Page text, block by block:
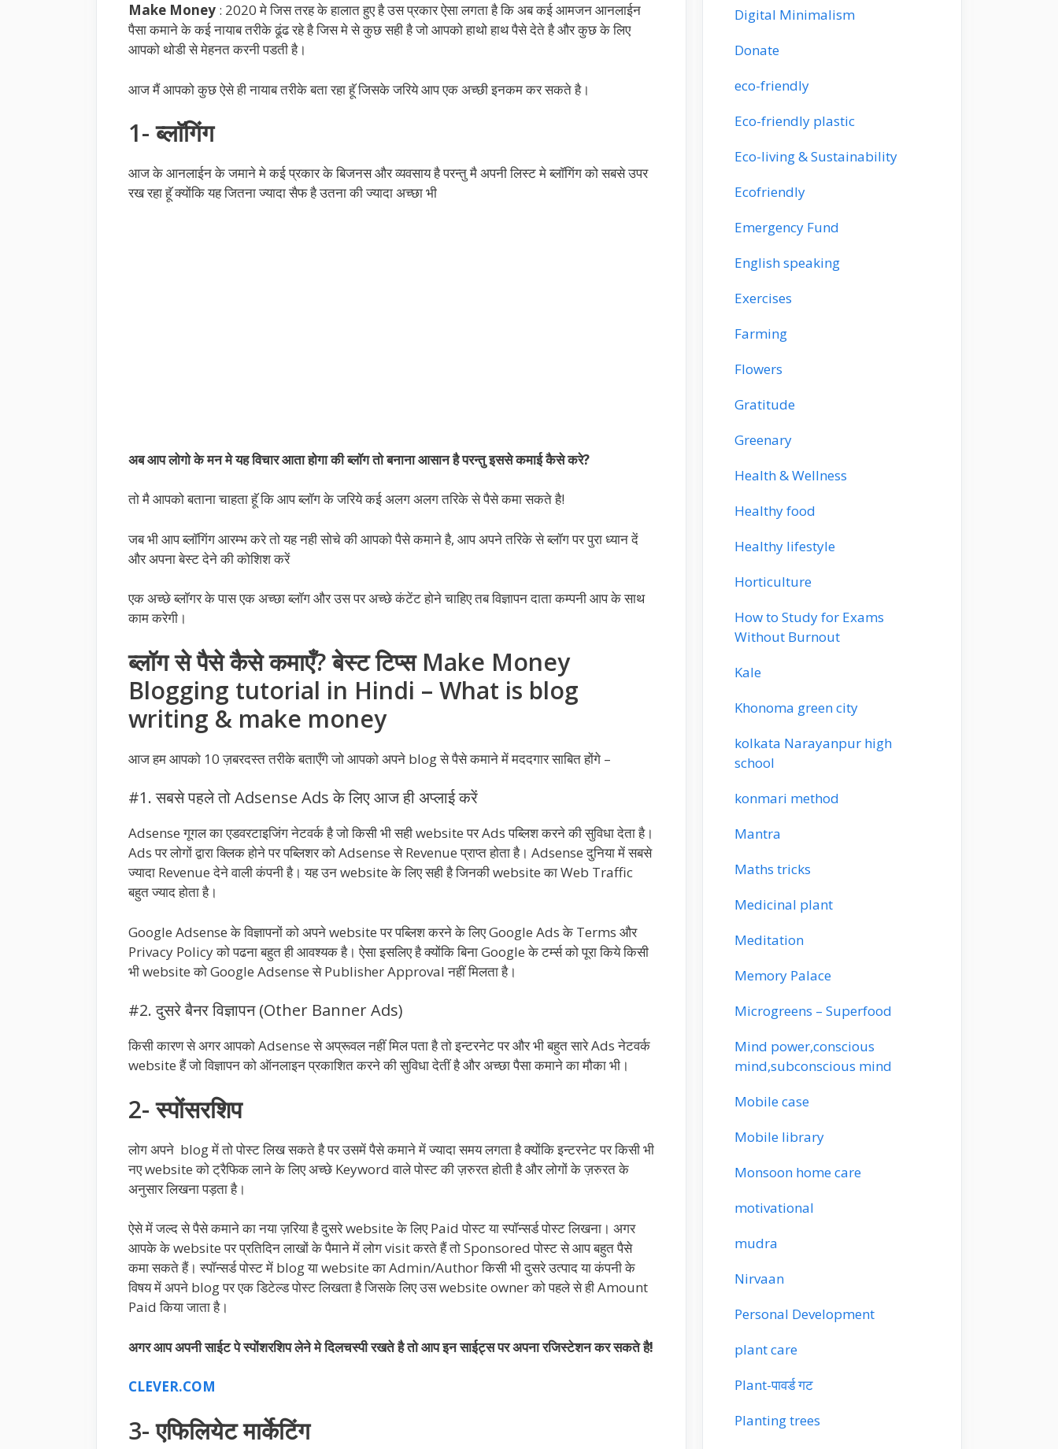
Make Money : 2020 मे जिस तरह के हालात हुए है उस प्रकार ऐसा लगता है कि अब कई आमजन आनलाईन
पैसा कमाने के कई नायाब तरीके ढूंढ रहे है जिस मे से कुछ सही है जो आपको हाथो हाथ पैसे देते है और कुछ के लिए
आपको थोडी से मेहनत करनी पडती है।
आज मैं आपको कुछ ऐसे ही नायाब तरीके बता रहा हूॅ जिसके जरिये आप एक अच्छी इनकम कर सकते है।
1- ब्लाॅगिंग
आज के आनलाईन के जमाने मे कई प्रकार के बिजनस और व्यवसाय है परन्तु मै अपनी लिस्ट मे ब्लाॅगिंग को सबसे उपर
रख रहा हूॅ क्योंकि यह जितना ज्यादा सैफ है उतना की ज्यादा अच्छा भी
अब आप लोगो के मन मे यह विचार आता होगा की ब्लाॅग तो बनाना आसान है परन्तु इससे कमाई कैसे करे?
तो मै आपको बताना चाहता हूॅ कि आप ब्लॉग के जरिये कई अलग अलग तरिके से पैसे कमा सकते है!
जब भी आप ब्लाॅगिंग आरम्भ करे तो यह नही सोचे की आपको पैसे कमाने है, आप अपने तरिके से ब्लॉग पर पुरा ध्यान दें
और अपना बेस्ट देने की कोशिश करें
एक अच्छे ब्लाॅगर के पास एक अच्छा ब्लॉग और उस पर अच्छे कंटेंट होने चाहिए तब विज्ञापन दाता कम्पनी आप के साथ
काम करेगी।
ब्लॉग से पैसे कैसे कमाएँ? बेस्ट टिप्स Make Money
Blogging tutorial in Hindi – What is blog
writing & make money
आज हम आपको 10 ज़बरदस्त तरीके बताएँगे जो आपको अपने blog से पैसे कमाने में मददगार साबित होंगे –
#1. सबसे पहले तो Adsense Ads के लिए आज ही अप्लाई करें
Adsense गूगल का एडवरटाइजिंग नेटवर्क है जो किसी भी सही website पर Ads पब्लिश करने की सुविधा देता है।
Ads पर लोगों द्वारा क्लिक होने पर पब्लिशर को Adsense से Revenue प्राप्त होता है। Adsense दुनिया में सबसे
ज्यादा Revenue देने वाली कंपनी है। यह उन website के लिए सही है जिनकी website का Web Traffic
बहुत ज्याद होता है।
Google Adsense के विज्ञापनों को अपने website पर पब्लिश करने के लिए Google Ads के Terms और
Privacy Policy को पढना बहुत ही आवश्यक है। ऐसा इसलिए है क्योंकि बिना Google के टर्म्स को पूरा किये किसी
भी website को Google Adsense से Publisher Approval नहीं मिलता है।
#2. दुसरे बैनर विज्ञापन (Other Banner Ads)
किसी कारण से अगर आपको Adsense से अप्रूवल नहीं मिल पता है तो इन्टरनेट पर और भी बहुत सारे Ads नेटवर्क
website हैं जो विज्ञापन को ऑनलाइन प्रकाशित करने की सुविधा देतीं है और अच्छा पैसा कमाने का मौका भी।
2- स्पोंसरशिप
लोग अपने blog में तो पोस्ट लिख सकते है पर उसमें पैसे कमाने में ज्यादा समय लगता है क्योंकि इन्टरनेट पर किसी भी
नए website को ट्रैफिक लाने के लिए अच्छे Keyword वाले पोस्ट की ज़रुरत होती है और लोगों के ज़रुरत के
अनुसार लिखना पड़ता है।
ऐसे में जल्द से पैसे कमाने का नया ज़रिया है दुसरे website के लिए Paid पोस्ट या स्पॉन्सर्ड पोस्ट लिखना। अगर
आपके के website पर प्रतिदिन लाखों के पैमाने में लोग visit करते हैं तो Sponsored पोस्ट से आप बहुत पैसे
कमा सकते हैं। स्पॉन्सर्ड पोस्ट में blog या website का Admin/Author किसी भी दुसरे उत्पाद या कंपनी के
विषय में अपने blog पर एक डिटेल्ड पोस्ट लिखता है जिसके लिए उस website owner को पहले से ही Amount
Paid किया जाता है।
अगर आप अपनी साईट पे स्पोंशरशिप लेने मे दिलचस्पी रखते है तो आप इन साईट्स पर अपना रजिस्टेशन कर सकते है!
CLEVER.COM
3- एफिलियेट मार्केटिंग
Digital Minimalism
Donate
eco-friendly
Eco-friendly plastic
Eco-living & Sustainability
Ecofriendly
Emergency Fund
English speaking
Exercises
Farming
Flowers
Gratitude
Greenary
Health & Wellness
Healthy food
Healthy lifestyle
Horticulture
How to Study for Exams
Without Burnout
Kale
Khonoma green city
kolkata Narayanpur high
school
konmari method
Mantra
Maths tricks
Medicinal plant
Meditation
Memory Palace
Microgreens – Superfood
Mind power,conscious
mind,subconscious mind
Mobile case
Mobile library
Monsoon home care
motivational
mudra
Nirvaan
Personal Development
plant care
Plant-पावर्ड गट
Planting trees